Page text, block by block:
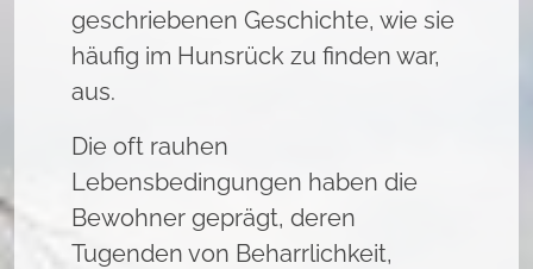
geschriebenen Geschichte, wie sie
häufig im Hunsrück zu finden war,
aus.
Die oft rauhen
Lebensbedingungen haben die
Bewohner geprägt, deren
Tugenden von Beharrlichkeit,
der Website erforderlich.
Einverständnis-Cookie
cookie_consent
Zweck:
Dieser Cookie speichert die ausgewählten
Einverständnis-Optionen des Benutzers